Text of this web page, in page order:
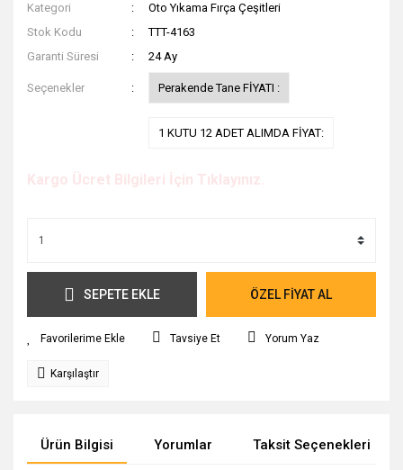
Kategori
Oto Yıkama Fırça Çeşitleri
Stok Kodu
TTT-4163
Garanti Süresi
24 Ay
Seçenekler Perakende Tane FİYATI :
1 KUTU 12 ADET ALIMDA FİYAT:
Kargo Ücret Bilgileri İçin Tıklayınız.
SEPETE EKLE ÖZEL FİYAT AL
Tavsiye Et Yorum Yaz
Karşılaştır
Ürün Bilgisi Yorumlar Taksit Seçenekleri